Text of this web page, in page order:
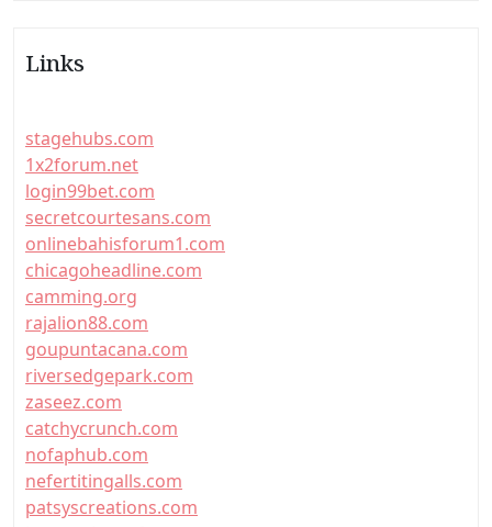
Links
stagehubs.com
1x2forum.net
login99bet.com
secretcourtesans.com
onlinebahisforum1.com
chicagoheadline.com
camming.org
rajalion88.com
goupuntacana.com
riversedgepark.com
zaseez.com
catchycrunch.com
nofaphub.com
nefertitingalls.com
patsyscreations.com